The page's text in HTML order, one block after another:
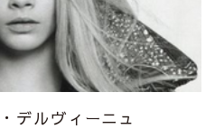
デルヴィーニュ